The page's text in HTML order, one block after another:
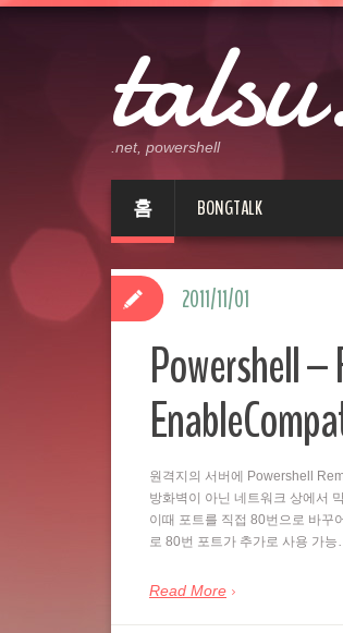
.net, powershell
홈 BONGTALK
Powershell
원격지의 서버에 Powershell
방화벽이 아닌 네트워크 상에서
이때 포트를 직접 80번으로 바
로 80번 포트가 추가로 사용 가
Read More
2011/11/01